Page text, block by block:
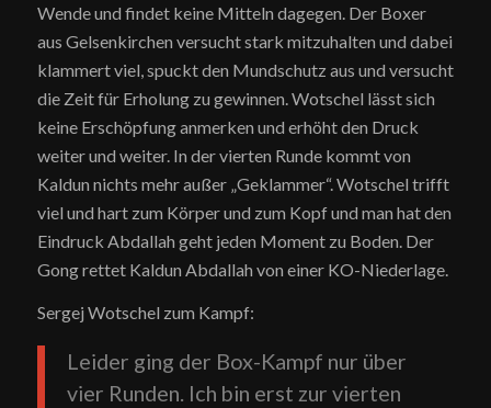
Wende und findet keine Mitteln dagegen. Der Boxer
aus Gelsenkirchen versucht stark mitzuhalten und dabei
klammert viel, spuckt den Mundschutz aus und versucht
die Zeit für Erholung zu gewinnen. Wotschel lässt sich
keine Erschöpfung anmerken und erhöht den Druck
weiter und weiter. In der vierten Runde kommt von
Kaldun nichts mehr außer „Geklammer“. Wotschel trifft
viel und hart zum Körper und zum Kopf und man hat den
Eindruck Abdallah geht jeden Moment zu Boden. Der
Gong rettet Kaldun Abdallah von einer KO-Niederlage.
Sergej Wotschel zum Kampf:
Leider ging der Box-Kampf nur über
vier Runden. Ich bin erst zur vierten